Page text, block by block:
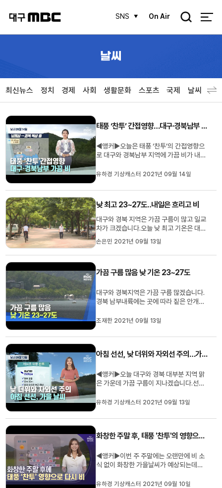
SNS On Air
검
날씨
최신뉴스 정치 경제 사회 생활문화 스포츠 국제 날씨
태풍 ‘찬투’ 간접영향…대구·경북남부 가끔 비
◀앵커▶오늘은 태풍 ‘찬투’의 간접영향으
로 대구와 경북남부 지역에 가끔 비가 내리
비슷하겠습니다. 자세한 날씨 유하경 기상
로 접어들면서 일교차가 계속해서 벌어지
고 있습니다. 어제는 바람도 꽤 많이 불었는
데요.화요일 대구의 기온 21도...
유하경 기상캐스터 2021년 09월 14일
낮 최고 23~27도‥내일은 흐리고 비
대구와 경북 지역은 가끔 구름이 많고 일교
차가 크겠습니다.오늘 낮 최고 기온은 대구
27도 등 23도에서 27도의 분포로 어제보
다 3도가량 낮겠습니다.대구기상청은 내일
과 모레는 북상하는 제14호 태풍 '찬투'의
로 바람이 강하게 불고 비가 오겠다고 예보
손은민 2021년 09월 13일
가끔 구름 많음 낮 기온 23~27도
대구와 경북지역은 가끔 구름 많겠습니다.
경북 남부내륙에는 곳에 따라 짙은 안개가
기온은 대구 27도 등 23~27도의 분포로
운데 곳에 따라 10~30mm의 비가 내릴
과 17일에는 제14호 태풍 '찬...
조재한 2021년 09월 13일
아침 선선, 낮 더위와 자외선 주의…가을 날씨
◀앵커▶오늘 대구와 경북 대부분 지역 맑
은 가운데 가끔 구름이 지나겠습니다.선선
높은데요. 자세한 날씨 유하경 기상캐스터
말 잘 보내셨나요?오늘도 쾌청한 가을 날
기온 21도, 안동과 구미 19도...
유하경 기상캐스터 2021년 09월 13일
화창한 주말 후, 태풍 '찬투'의 영향으로 다시 비
◀앵커▶이번 주 주말에는 오랜만에 비 소
식 없이 화창한 가을날씨가 예상되는데요.
다시 한 번 비가 내리겠습니다.자세한 날씨
유하경 기상캐스터 2021년 09월 10일